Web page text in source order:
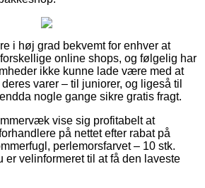
i høj grad bekvemt for enhver at
online shops, og følgelig har
ikke kunne lade være med at
varer – til juniorer, og ligeså til
nogle gange sikre gratis fragt.
vise sig profitabelt at
på nettet efter rabat på
perlemorsfarvet – 10 stk.
er velinformeret til at få den laveste